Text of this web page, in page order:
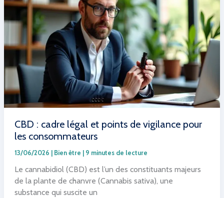
vie
aujourd’hui
CBD : cadre légal et points de vigilance pour
les consommateurs
13/06/2026 | Bien être | 9 minutes de lecture
Le cannabidiol (CBD) est l’un des constituants majeurs
de la plante de chanvre (Cannabis sativa), une
substance qui suscite un